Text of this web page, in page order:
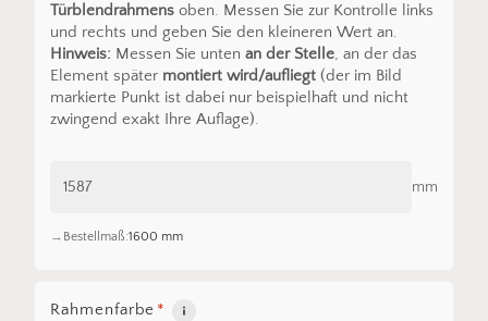
Türblendrahmensoben. Messen Sie zur Kontrolle links
und rechts und geben Sie den kleineren Wert an.
Hinweis: Messen Sie unten an der Stelle, an der das
Element später montiert wird/aufliegt(der im Bild
markierte Punkt ist dabei nur beispielhaft und nicht
zwingend exakt Ihre Auflage).
mm
Bestellmaß:1600 mm
Rahmenfarbe *